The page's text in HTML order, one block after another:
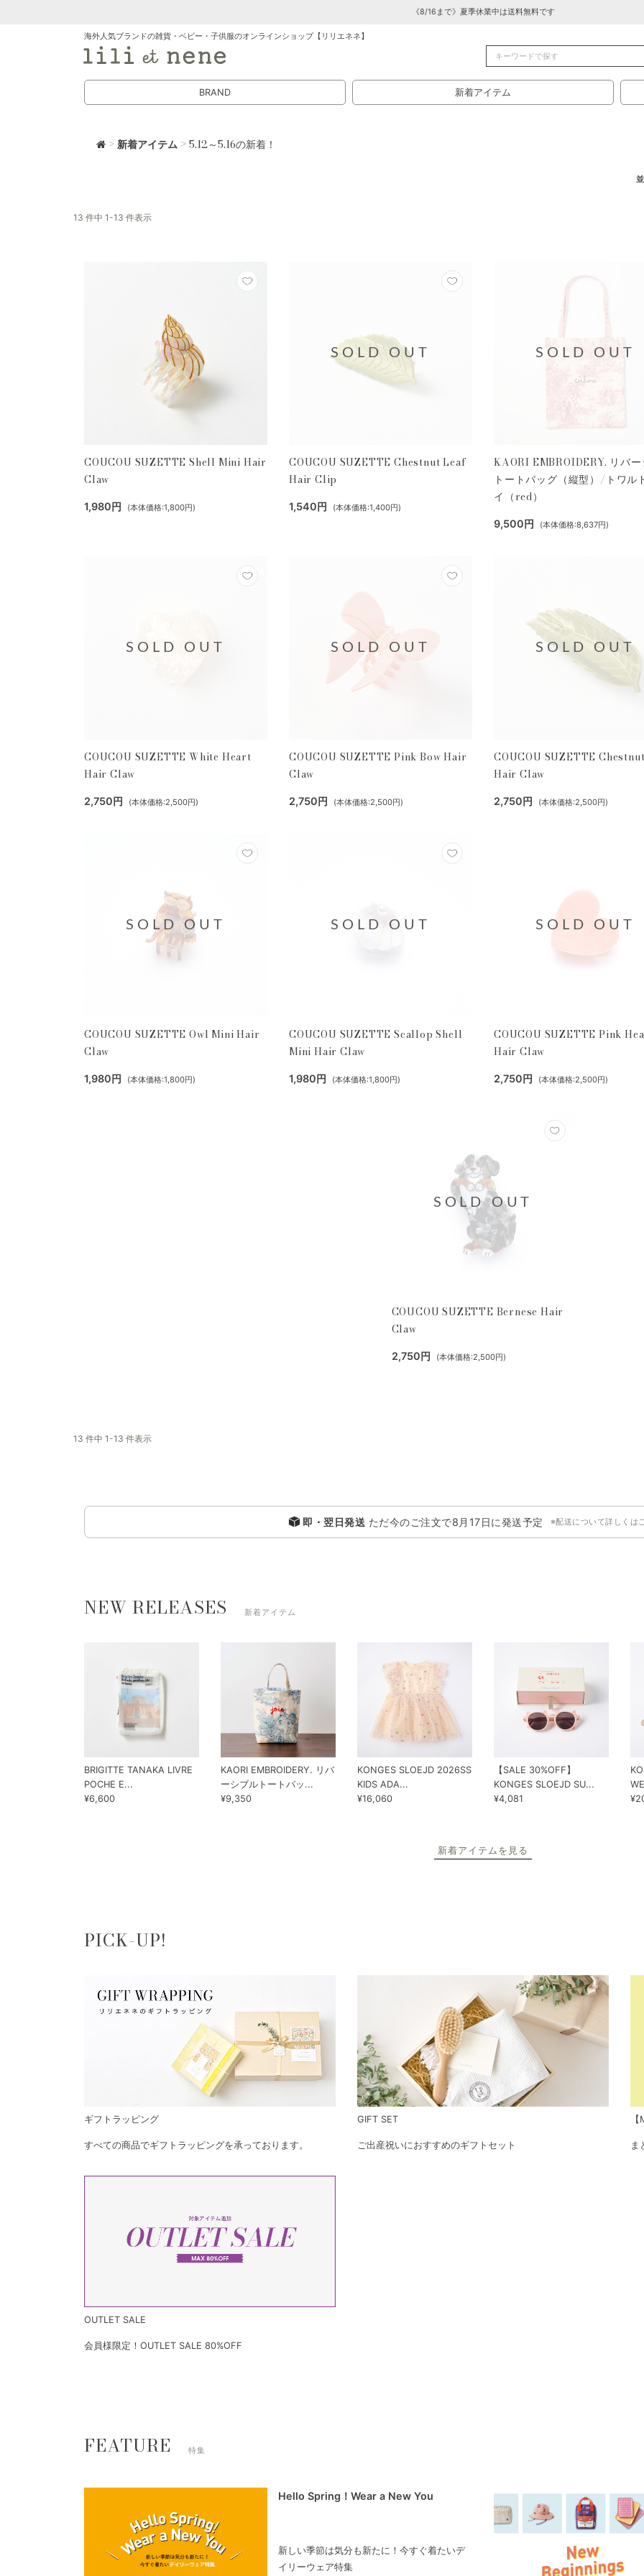
《8/16まで》夏季休業中は送料無料です
海外人気ブランドの雑貨・ベビー・子供服のオンラインショップ【リリエネネ】
BRAND 新着アイテム
>新着アイテム > 5.12～5.16の新着！
13 件中 1-13 件表示
COUCOU SUZETTE Shell Mini Hair
Claw
1,980円 (本体価格:1,800円)
COUCOU SUZETTE Chestnut Leaf
Hair Clip
1,540円 (本体価格:1,400円)
SOLD OUT
KAORI EMBROIDERY. リバ
トートバッグ（縦型）/トワル
イ（red）
9,500円 (本体価格:8,637円)
SOLD OUT
COUCOU SUZETTE White Heart
Hair Claw
2,750円 (本体価格:2,500円)
SOLD OUT
COUCOU SUZETTE Pink Bow Hair
Claw
2,750円 (本体価格:2,500円)
SOLD OUT
COUCOU SUZETTE
Hair Claw
2,750円 (本体価格:2,500円)
SOLD OUT
COUCOU SUZETTE Owl Mini Hair
Claw
1,980円 (本体価格:1,800円)
SOLD OUT
COUCOU SUZETTE Scallop Shell
Mini Hair Claw
1,980円 (本体価格:1,800円)
SOLD OUT
COUCOU SUZETTE Pink
Hair Claw
2,750円 (本体価格:2,500円)
SOLD OUT
COUCOU SUZETTE Bernese Hair
Claw
2,750円 (本体価格:2,500円)
SOLD OUT
13 件中 1-13 件表示
即・翌日発送 ただ今のご注文で8月17日に発送予定 ※配送について詳しくは
NEW RELEASES 新着アイテム
BRIGITTE TANAKA LIVRE
POCHE E...
¥6,600
KAORI EMBROIDERY. リバ
ーシブルトートバッ...
¥9,350
KONGES SLOEJD 2026SS
KIDS ADA...
¥16,060
【SALE 30%OFF】
KONGES SLOEJD SU...
¥4,081
新着アイテムを見る
PICK-UP!
ギフトラッピング
すべての商品でギフトラッピングを承っております。
GIFT SET
ご出産祝いにおすすめのギフトセット ま
OUTLET SALE
会員様限定！OUTLET SALE 80%OFF
FEATURE 特集
Hello Spring！Wear a New You
新しい季節は気分も新たに！今すぐ着たいデ
イリーウェア特集